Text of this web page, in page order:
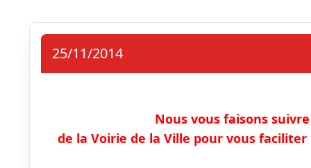
25/11/2014
Nous vous faisons
de la Voirie de la Ville pour vous faciliter